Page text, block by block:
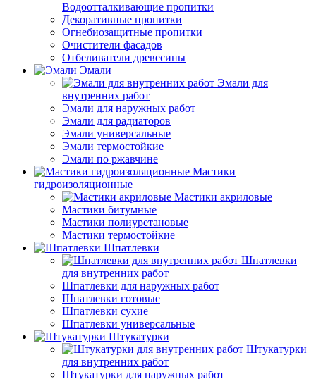
Водоотталкивающие пропитки
Декоративные пропитки
Огнебиозащитные пропитки
Очистители фасадов
Отбеливатели древесины
Эмали
Эмали для
внутренних работ
Эмали для наружных работ
Эмали для радиаторов
Эмали универсальные
Эмали термостойкие
Эмали по ржавчине
Мастики
гидроизоляционные
Мастики акриловые
Мастики битумные
Мастики полиуретановые
Мастики термостойкие
Шпатлевки
Шпатлевки
для внутренних работ
Шпатлевки для наружных работ
Шпатлевки готовые
Шпатлевки сухие
Шпатлевки универсальные
Штукатурки
Штукатурки
для внутренних работ
Штукатурки для наружных работ